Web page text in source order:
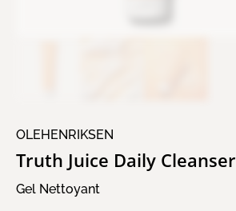
OLEHENRIKSEN
Truth Juice Daily Cleanser
Gel Nettoyant